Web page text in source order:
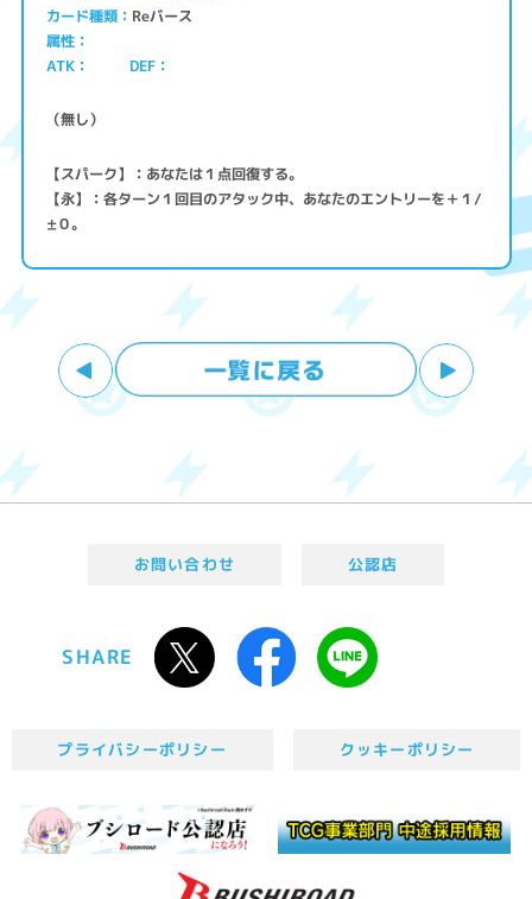
カード種類 Reバース
属性
ATK
DEF
（無し）
【スパーク】：あなたは１点回復する。
【永】：各ターン１回目のアタック中、あなたのエントリーを＋１/
±０。
お問い合わせ 公認店
SHARE
プライバシーポリシー クッキーポリシー